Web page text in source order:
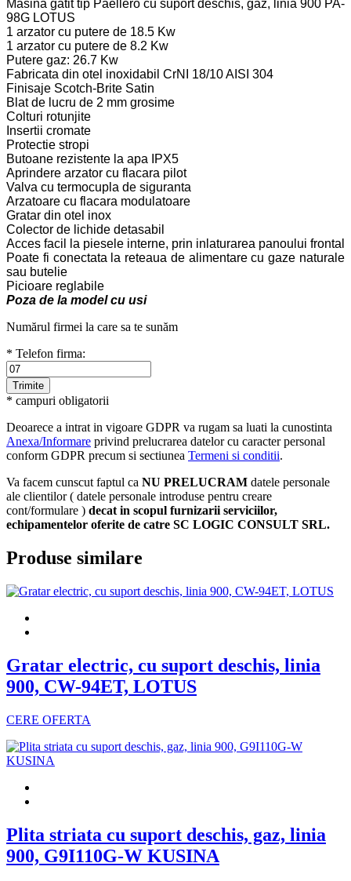
Masina gatit tip Paellero cu suport deschis, gaz, linia 900 PA-
98G LOTUS
1 arzator cu putere de 18.5 Kw
1 arzator cu putere de 8.2 Kw
Putere gaz: 26.7 Kw
Fabricata din otel inoxidabil CrNI 18/10 AISI 304
Finisaje Scotch-Brite Satin
Blat de lucru de 2 mm grosime
Colturi rotunjite
Insertii cromate
Protectie stropi
Butoane rezistente la apa IPX5
Aprindere arzator cu flacara pilot
Valva cu termocupla de siguranta
Arzatoare cu flacara modulatoare
Gratar din otel inox
Colector de lichide detasabil
Acces facil la piesele interne, prin inlaturarea panoului frontal
Poate fi conectata la reteaua de alimentare cu gaze naturale
sau butelie
Picioare reglabile
Poza de la model cu usi
Numărul firmei la care sa te sunăm
* Telefon firma:
* campuri obligatorii
Deoarece a intrat in vigoare GDPR va rugam sa luati la cunostinta
Anexa/Informare privind prelucrarea datelor cu caracter personal
conform GDPR precum si sectiunea Termeni si conditii.
Va facem cunscut faptul ca NU PRELUCRAM datele personale
ale clientilor ( datele personale introduse pentru creare
cont/formulare ) decat in scopul furnizarii serviciilor,
echipamentelor oferite de catre SC LOGIC CONSULT SRL.
Produse similare
Gratar electric, cu suport deschis, linia
900, CW-94ET, LOTUS
CERE OFERTA
Plita striata cu suport deschis, gaz, linia
900, G9I110G-W KUSINA